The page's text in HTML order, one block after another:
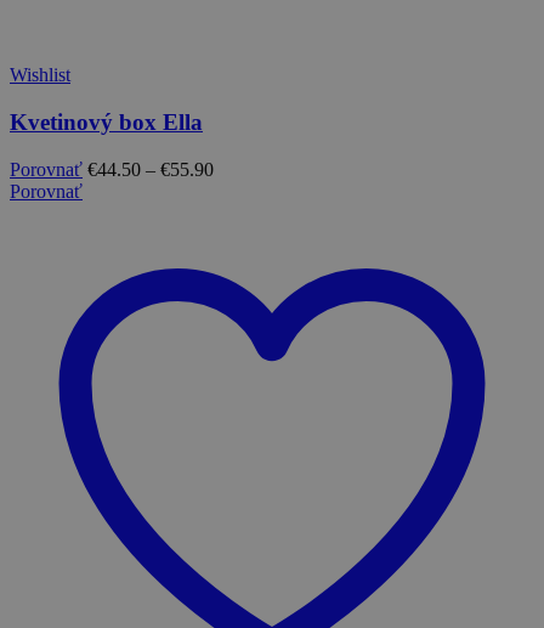
Wishlist
Kvetinový box Ella
Porovnať €44.50 – €55.90
Porovnať